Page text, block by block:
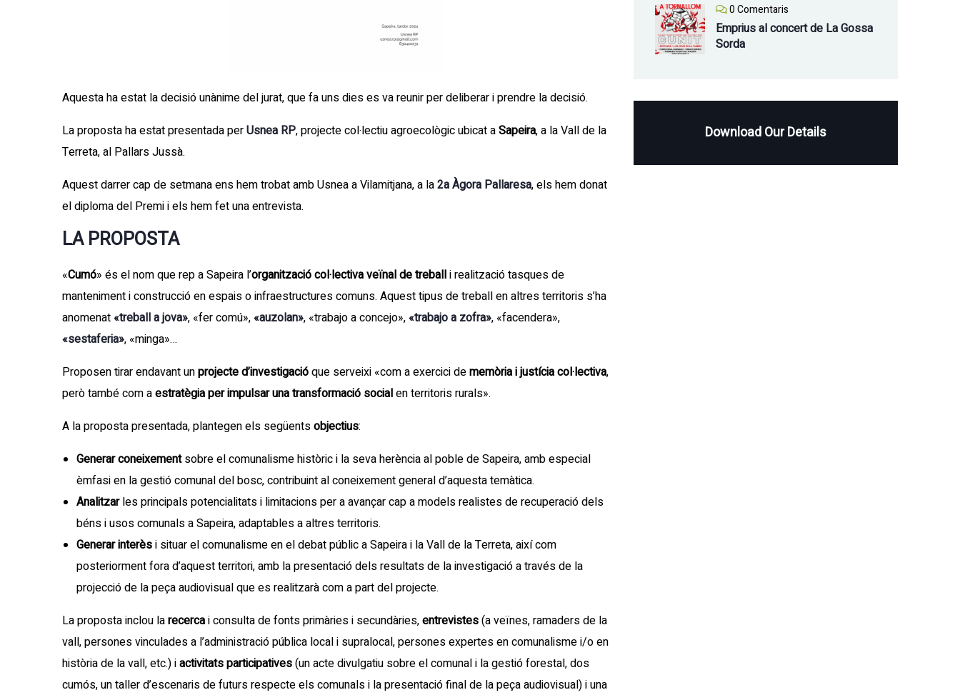
Aquesta ha estat la decisió unànime del jurat, que fa uns dies es va reunir per deliberar i prendre la decisió.
La proposta ha estat presentada perUsnea RP, projecte col·lectiu agroecològic ubicat aSapeira, a la Vall de la
Terreta, al Pallars Jussà.
Aquest darrer cap de setmana ens hem trobat amb Usnea a Vilamitjana, a la2a Àgora Pallaresa, els hem donat
el diploma del Premi i els hem fet una entrevista.
LA PROPOSTA
«Cumó» és el nom que rep a Sapeira l’organització col·lectiva veïnal de treballi realització tasques de
manteniment i construcció en espais o infraestructures comuns. Aquest tipus de treball en altres territoris s’ha
anomenat«treball a jova», «fer comú»,«auzolan», «trabajo a concejo»,«trabajo a zofra», «facendera»,
«sestaferia», «minga»…
Proposen tirar endavant unprojecte d’investigacióque serveixi «com a exercici dememòria i justícia col·lectiva,
però també com aestratègia per impulsar una transformació socialen territoris rurals».
A la proposta presentada, plantegen els següentsobjectius:
Generar coneixementsobre el comunalisme històric i la seva herència al poble de Sapeira, amb especial
èmfasi en la gestió comunal del bosc, contribuint al coneixement general d’aquesta temàtica.
Analitzarles principals potencialitats i limitacions per a avançar cap a models realistes de recuperació dels
béns i usos comunals a Sapeira, adaptables a altres territoris.
Generar interèsi situar el comunalisme en el debat públic a Sapeira i la Vall de la Terreta, així com
posteriorment fora d’aquest territori, amb la presentació dels resultats de la investigació a través de la
projecció de la peça audiovisual que es realitzarà com a part del projecte.
La proposta inclou larecercai consulta de fonts primàries i secundàries,entrevistes(a veïnes, ramaders de la
vall, persones vinculades a l’administració pública local i supralocal, persones expertes en comunalisme i/o en
història de la vall, etc.) iactivitats participatives(un acte divulgatiu sobre el comunal i la gestió forestal, dos
cumós, un taller d’escenaris de futurs respecte els comunals i la presentació final de la peça audiovisual) i una
0 Comentaris
Emprius al concert de La Gossa
Sorda
Download Our Details